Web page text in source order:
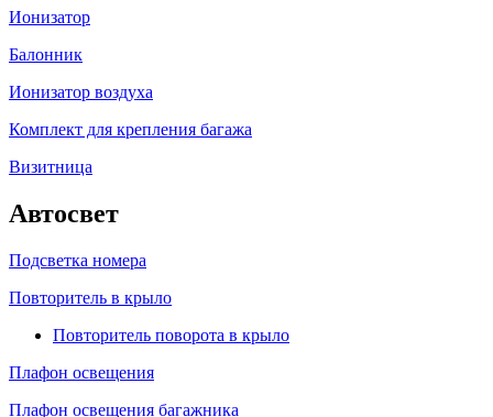
Ионизатор
Балонник
Ионизатор воздуха
Комплект для крепления багажа
Визитница
Автосвет
Подсветка номера
Повторитель в крыло
Повторитель поворота в крыло
Плафон освещения
Плафон освещения багажника